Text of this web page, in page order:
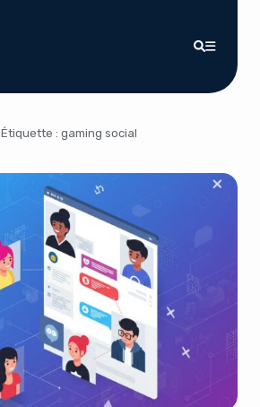
Étiquette : gaming social